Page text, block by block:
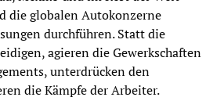
die globalen Autokonzerne
durchführen. Statt die
agieren die Gewerkschaften
unterdrücken den
die Kämpfe der Arbeiter.